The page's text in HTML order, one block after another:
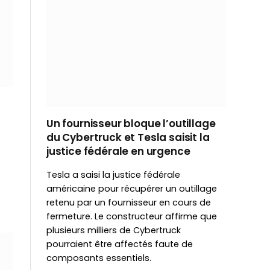
Un fournisseur bloque l’outillage
du Cybertruck et Tesla saisit la
justice fédérale en urgence
Tesla a saisi la justice fédérale
américaine pour récupérer un outillage
retenu par un fournisseur en cours de
fermeture. Le constructeur affirme que
plusieurs milliers de Cybertruck
pourraient être affectés faute de
composants essentiels.